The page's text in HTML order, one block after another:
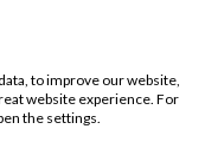
to improve our website,
website experience. For
the settings.